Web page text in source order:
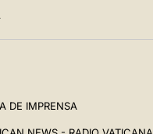
DE IMPRENSA